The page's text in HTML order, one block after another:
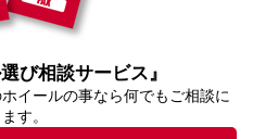
び相談サービス』
イールの事なら何でもご相談に
す。